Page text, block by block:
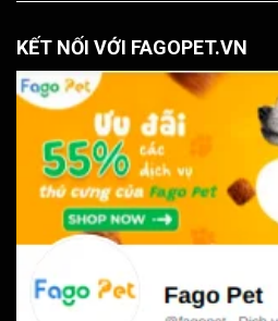
KẾT NỐI VỚI FAGOPET.VN